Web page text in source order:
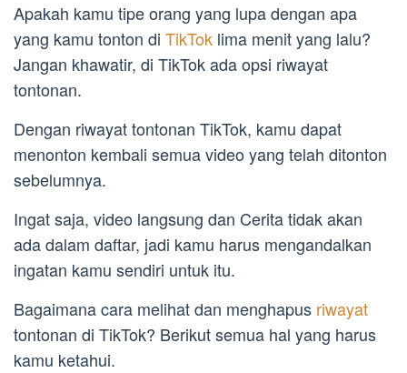
Apakah kamu tipe orang yang lupa dengan apa
yang kamu tonton di TikTok lima menit yang lalu?
Jangan khawatir, di TikTok ada opsi riwayat
tontonan.
Dengan riwayat tontonan TikTok, kamu dapat
menonton kembali semua video yang telah ditonton
sebelumnya.
Ingat saja, video langsung dan Cerita tidak akan
ada dalam daftar, jadi kamu harus mengandalkan
ingatan kamu sendiri untuk itu.
Bagaimana cara melihat dan menghapus riwayat
tontonan di TikTok? Berikut semua hal yang harus
kamu ketahui.